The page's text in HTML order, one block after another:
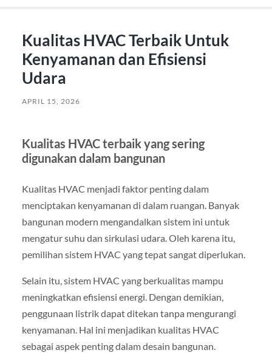
Kualitas HVAC Terbaik Untuk
Kenyamanan dan Efisiensi
Udara
APRIL 15, 2026
Kualitas HVAC terbaik yang sering
digunakan dalam bangunan
Kualitas HVAC menjadi faktor penting dalam
menciptakan kenyamanan di dalam ruangan. Banyak
bangunan modern mengandalkan sistem ini untuk
mengatur suhu dan sirkulasi udara. Oleh karena itu,
pemilihan sistem HVAC yang tepat sangat diperlukan.
Selain itu, sistem HVAC yang berkualitas mampu
meningkatkan efisiensi energi. Dengan demikian,
penggunaan listrik dapat ditekan tanpa mengurangi
kenyamanan. Hal ini menjadikan kualitas HVAC
sebagai aspek penting dalam desain bangunan.